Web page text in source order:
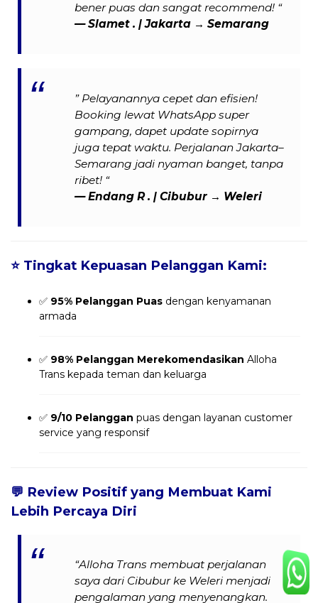
bener puas dan sangat recommend! “
— Slamet . | Jakarta → Semarang
” Pelayanannya cepet dan efisien!
Booking lewat WhatsApp super
gampang, dapet update sopirnya
juga tepat waktu. Perjalanan Jakarta–
Semarang jadi nyaman banget, tanpa
ribet! “
— Endang R . | Cibubur → Weleri
⭐ Tingkat Kepuasan Pelanggan Kami:
✅ 95% Pelanggan Puas dengan kenyamanan
armada
✅ 98% Pelanggan Merekomendasikan Alloha
Trans kepada teman dan keluarga
✅ 9/10 Pelanggan puas dengan layanan customer
service yang responsif
💬 Review Positif yang Membuat Kami
Lebih Percaya Diri
“Alloha Trans membuat perjalanan
saya dari Cibubur ke Weleri menjadi
pengalaman yang menyenangkan.